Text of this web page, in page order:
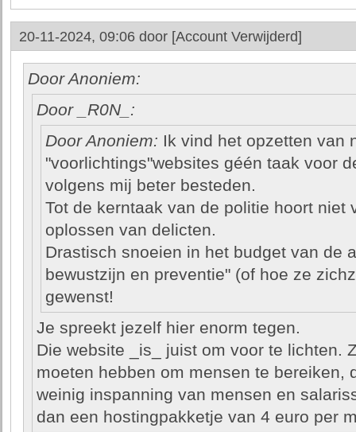
20-11-2024, 09:06 door [Account Verwijderd]
Door Anoniem:
Door _R0N_:
Door Anoniem: Ik vind het opzetten van
"voorlichtings"websites géén taak voor
volgens mij beter besteden.
Tot de kerntaak van de politie hoort niet
oplossen van delicten.
Drastisch snoeien in het budget van de
bewustzijn en preventie" (of hoe ze
gewenst!
Je spreekt jezelf hier enorm tegen.
Die website _is_ juist om voor te lichten.
moeten hebben om mensen te bereiken,
weinig inspanning van mensen en
dan een hostingpakketje van 4 euro per